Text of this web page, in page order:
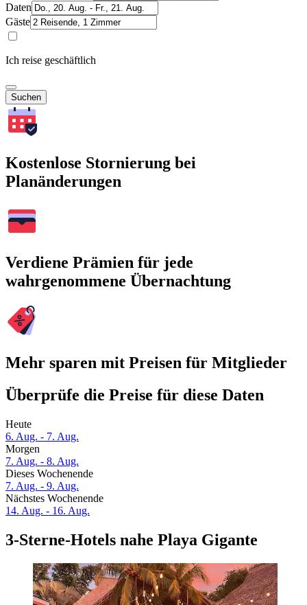
Daten
Gäste
Ich reise geschäftlich
Suchen
Kostenlose Stornierung bei
Planänderungen
Verdiene Prämien für jede
wahrgenommene Übernachtung
Mehr sparen mit Preisen für Mitglieder
Überprüfe die Preise für diese Daten
Heute
6. Aug. - 7. Aug.
Morgen
7. Aug. - 8. Aug.
Dieses Wochenende
7. Aug. - 9. Aug.
Nächstes Wochenende
14. Aug. - 16. Aug.
3-Sterne-Hotels nahe Playa Gigante